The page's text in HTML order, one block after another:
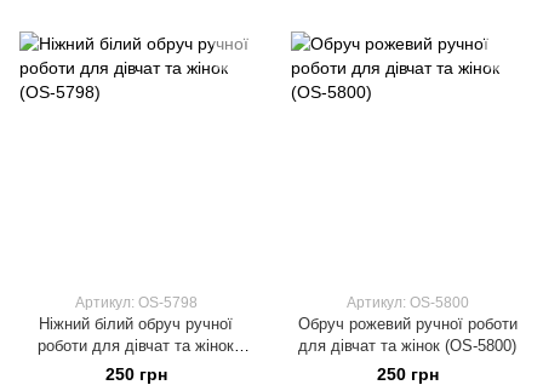
Артикул: OS-5798
Ніжний білий обруч ручної
роботи для дівчат та жінок
(OS-5798)
250 грн
Артикул: OS-5800
Обруч рожевий ручної роботи
для дівчат та жінок (OS-5800)
250 грн